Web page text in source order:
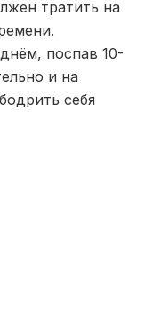
тратить на
поспав 10-
и на
себя